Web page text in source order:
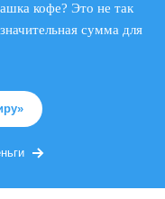
кофе? Это не так
сумма для